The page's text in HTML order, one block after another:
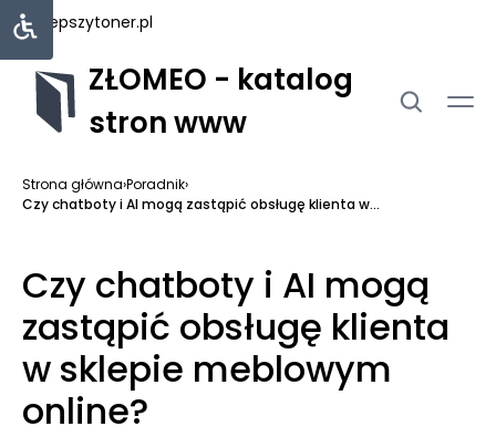
najlepszytoner.pl
ZŁOMEO - katalog
stron www
Strona główna›Poradnik›
Czy chatboty i AI mogą zastąpić obsługę klienta w...
Czy chatboty i AI mogą
zastąpić obsługę klienta
w sklepie meblowym
online?